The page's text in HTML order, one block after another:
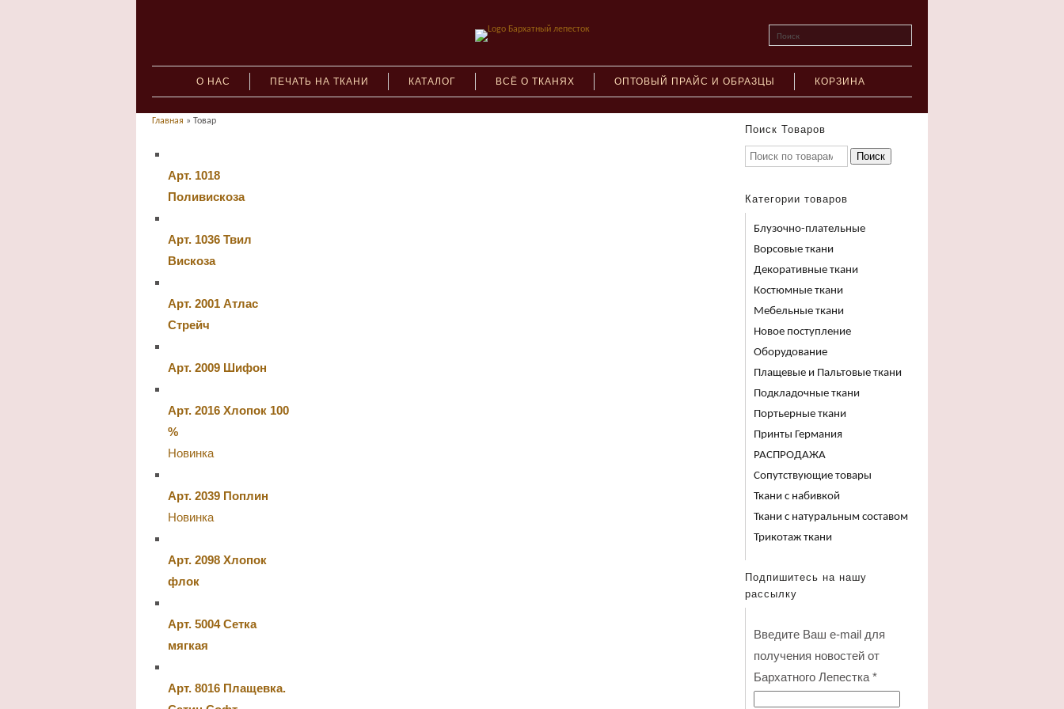
Поиск
О НАС ПЕЧАТЬ НА ТКАНИ КАТАЛОГ ВСЁ О ТКАНЯХ ОПТОВЫЙ ПРАЙС И ОБРАЗЦЫ КОРЗИНА
Главная » Товар
Арт. 1018
Поливискоза
Арт. 1036 Твил
Вискоза
Арт. 2001 Атлас
Стрейч
Арт. 2009 Шифон
Арт. 2016 Хлопок 100
%
Новинка
Арт. 2039 Поплин
Новинка
Арт. 2098 Хлопок
флок
Арт. 5004 Сетка
мягкая
Арт. 8016 Плащевка.
Поиск Товаров
Поиск
Категории товаров
Блузочно-плательные
Ворсовые ткани
Декоративные ткани
Костюмные ткани
Мебельные ткани
Новое поступление
Оборудование
Плащевые и Пальтовые ткани
Подкладочные ткани
Портьерные ткани
Принты Германия
РАСПРОДАЖА
Сопутствующие товары
Ткани с набивкой
Ткани с натуральным составом
Трикотаж ткани
Подпишитесь на нашу
рассылку
Введите Ваш e-mail для
получения новостей от
Бархатного Лепестка *